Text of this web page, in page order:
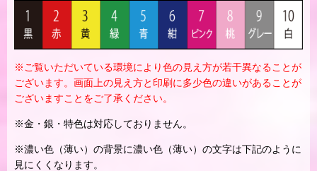
※ご覧いただいている環境により色の見え方が若干異なることが
ございます。画面上の見え方と印刷に多少色の違いがあることが
ございますことをご了承ください。
※金・銀・特色は対応しておりません。
※濃い色（薄い）の背景に濃い色（薄い）の文字は下記のように
見にくくなります。